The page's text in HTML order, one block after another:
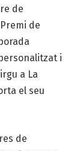
de
de
i
a La
el seu
de